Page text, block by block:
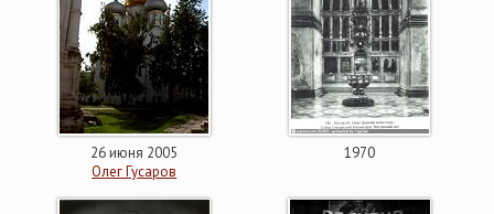
26 июня 2005
Олег Гусаров
1970